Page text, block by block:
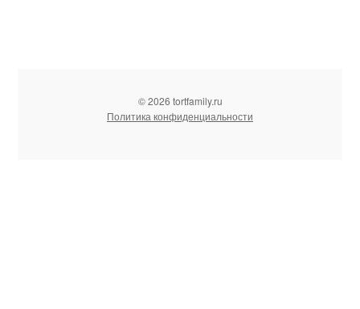
© 2026 tortfamily.ru
Политика конфиденциальности